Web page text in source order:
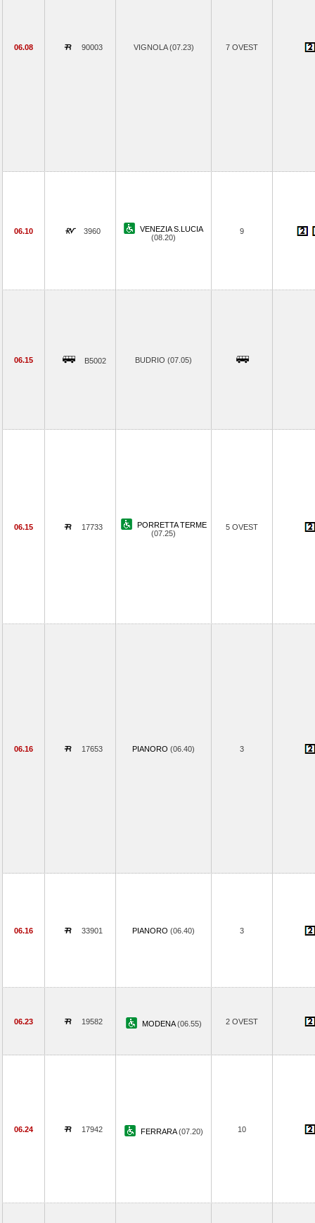
06.08 90003 VIGNOLA (07.23) 7 OVEST
06.10 3960
VENEZIA S.LUCIA
(08.20)
9
06.15 B5002 BUDRIO (07.05)
06.15 17733
PORRETTA TERME
(07.25)
5 OVEST
06.16 17653 PIANORO (06.40) 3
06.16 33901 PIANORO (06.40) 3
06.23 19582 MODENA(06.55) 2 OVEST
06.24 17942 FERRARA(07.20) 10